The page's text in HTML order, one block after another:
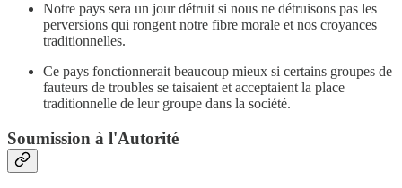
Notre pays sera un jour détruit si nous ne détruisons pas les
perversions qui rongent notre fibre morale et nos croyances
traditionnelles.
Ce pays fonctionnerait beaucoup mieux si certains groupes de
fauteurs de troubles se taisaient et acceptaient la place
traditionnelle de leur groupe dans la société.
Soumission à l'Autorité